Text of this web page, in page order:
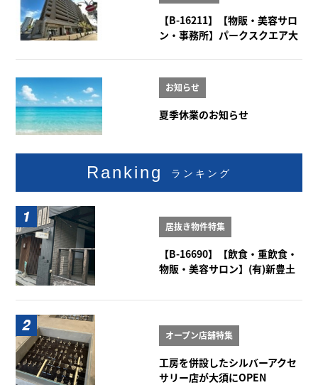
【B-16211】【物販・美容サロ
ン・事務所】パークスクエア大
お知らせ
夏季休業のお知らせ
Ranking ランキング
居抜き物件特集
【B-16690】【飲食・重飲食・
物販・美容サロン】(有)新豊土
オープン店舗特集
工房を併設したシルバーアクセ
サリー店が大須にOPEN